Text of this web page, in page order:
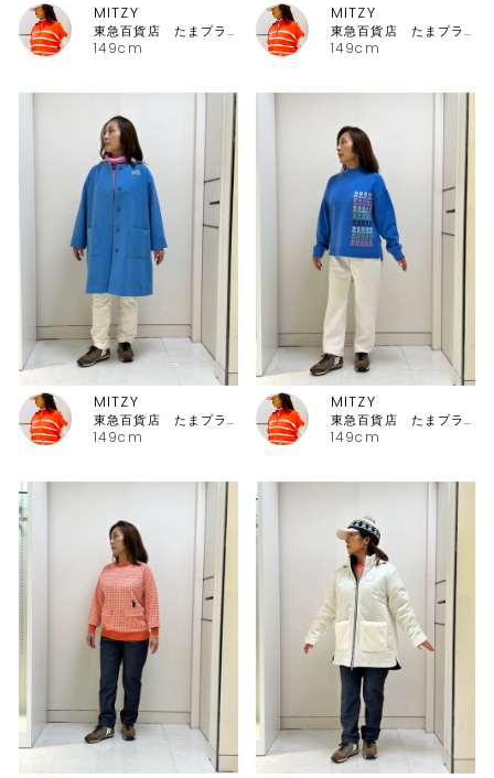
149cm
MITZY
東急百貨店 たまプラーザ店ピッコーネ
149cm
MITZY
東急百貨店 たまプラーザ店ピッコーネ
149cm
MITZY
東急百貨店 たまプラーザ店ピッコーネ
149cm
MITZY
東急百貨店 たまプラーザ店ピッコーネ